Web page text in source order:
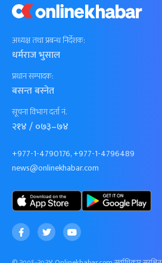
अध्यक्ष तथा प्रबन्ध निर्देशक:
धर्मराज भुसाल
प्रधान सम्पादक:
बसन्त बस्नेत
सूचना विभाग दर्ता नं.
२१४ / ०७३–७४
+977-1-4790176, +977-1-4796489
news@onlinekhabar.com